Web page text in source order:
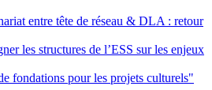
entre tête de réseau & DLA : retour
les structures de l’ESS sur les enjeux
fondations pour les projets culturels"